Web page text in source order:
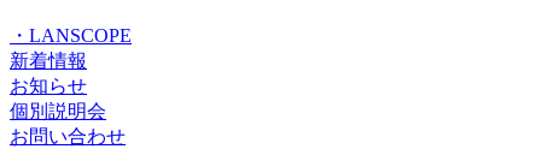
・LANSCOPE
新着情報
お知らせ
個別説明会
お問い合わせ